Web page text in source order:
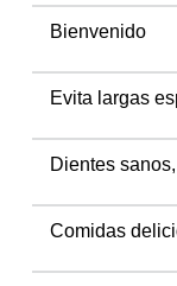
Bienvenido
Evita largas
Dientes
Comidas